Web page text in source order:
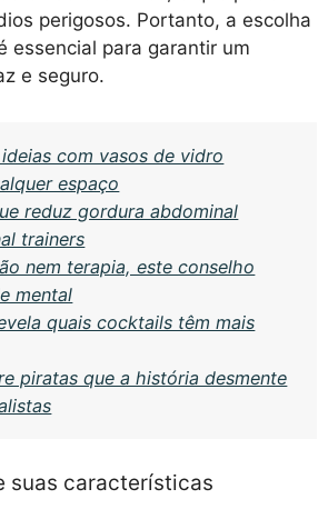
perigosos. Portanto, a escolha
essencial para garantir um
e seguro.
com vasos de vidro
espaço
reduz gordura abdominal
trainers
nem terapia, este conselho
mental
quais cocktails têm mais
piratas que a história desmente
suas características